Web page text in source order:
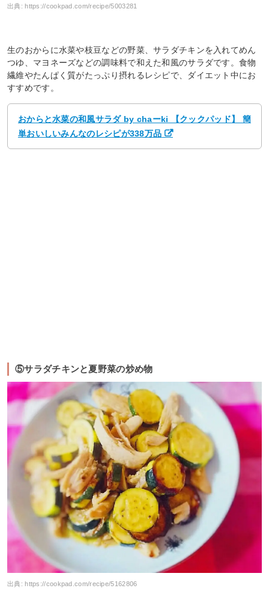
出典:https://cookpad.com/recipe/5003281
生のおからに水菜や枝豆などの野菜、サラダチキンを入れてめん
つゆ、マヨネーズなどの調味料で和えた和風のサラダです。食物
繊維やたんぱく質がたっぷり摂れるレシピで、ダイエット中にお
すすめです。
おからと水菜の和風サラダ by chaーki 【クックパッド】 簡
単おいしいみんなのレシピが338万品
⑤サラダチキンと夏野菜の炒め物
出典:https://cookpad.com/recipe/5162806